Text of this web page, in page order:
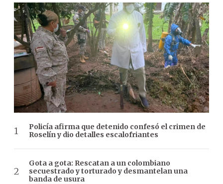
Policía afirma que detenido confesó el crimen de
Roselín y dio detalles escalofriantes
Gota a gota: Rescatan a un colombiano
secuestrado y torturado y desmantelan una
banda de usura